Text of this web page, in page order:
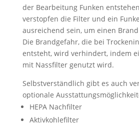
der Bearbeitung Funken
verstopfen die Filter und ein
ausreichend sein, um einen
Die Brandgefahr, die bei
entsteht, wird verhindert, indem
mit Nassfilter genutzt wird.
Selbstverständlich gibt es auch
optionale
HEPA Nachfilter
Aktivkohlefilter